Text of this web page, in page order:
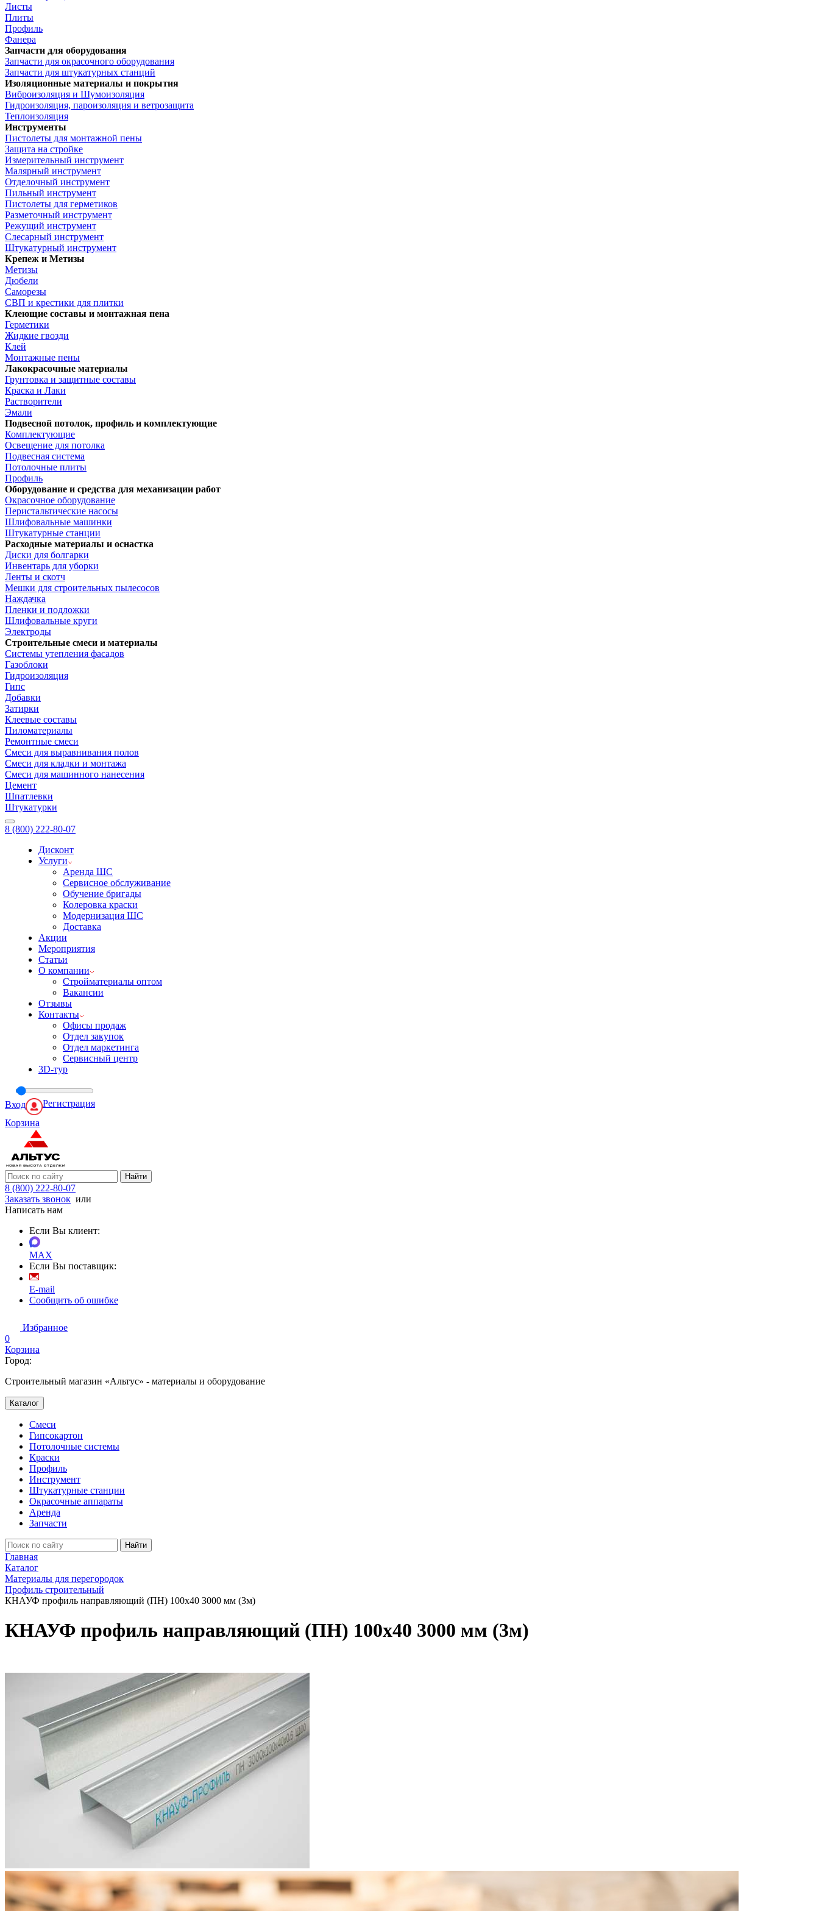
Листы
Плиты
Профиль
Фанера
Запчасти для оборудования
Запчасти для окрасочного оборудования
Запчасти для штукатурных станций
Изоляционные материалы и покрытия
Виброизоляция и Шумоизоляция
Гидроизоляция, пароизоляция и ветрозащита
Теплоизоляция
Инструменты
Пистолеты для монтажной пены
Защита на стройке
Измерительный инструмент
Малярный инструмент
Отделочный инструмент
Пильный инструмент
Пистолеты для герметиков
Разметочный инструмент
Режущий инструмент
Слесарный инструмент
Штукатурный инструмент
Крепеж и Метизы
Метизы
Дюбели
Саморезы
СВП и крестики для плитки
Клеющие составы и монтажная пена
Герметики
Жидкие гвозди
Клей
Монтажные пены
Лакокрасочные материалы
Грунтовка и защитные составы
Краска и Лаки
Растворители
Эмали
Подвесной потолок, профиль и комплектующие
Комплектующие
Освещение для потолка
Подвесная система
Потолочные плиты
Профиль
Оборудование и средства для механизации работ
Окрасочное оборудование
Перистальтические насосы
Шлифовальные машинки
Штукатурные станции
Расходные материалы и оснастка
Диски для болгарки
Инвентарь для уборки
Ленты и скотч
Мешки для строительных пылесосов
Наждачка
Пленки и подложки
Шлифовальные круги
Электроды
Строительные смеси и материалы
Системы утепления фасадов
Газоблоки
Гидроизоляция
Гипс
Добавки
Затирки
Клеевые составы
Пиломатериалы
Ремонтные смеси
Смеси для выравнивания полов
Смеси для кладки и монтажа
Смеси для машинного нанесения
Цемент
Шпатлевки
Штукатурки
8 (800) 222-80-07
Дисконт
Услуги
Аренда ШС
Сервисное обслуживание
Обучение бригады
Колеровка краски
Модернизация ШС
Доставка
Акции
Мероприятия
Статьи
О компании
Стройматериалы оптом
Вакансии
Отзывы
Контакты
Офисы продаж
Отдел закупок
Отдел маркетинга
Сервисный центр
3D-тур
Вход
Регистрация
Корзина
Найти
8 (800) 222-80-07
Заказать звонок или
Написать нам
Если Вы клиент:
MAX
Если Вы поставщик:
E-mail
Сообщить об ошибке
Избранное
0
Корзина
Город:
Строительный магазин «Альтус» - материалы и оборудование
Каталог
Смеси
Гипсокартон
Потолочные системы
Краски
Профиль
Инструмент
Штукатурные станции
Окрасочные аппараты
Аренда
Запчасти
Найти
Главная
Каталог
Материалы для перегородок
Профиль строительный
КНАУФ профиль направляющий (ПН) 100х40 3000 мм (3м)
КНАУФ профиль направляющий (ПН) 100х40 3000 мм (3м)